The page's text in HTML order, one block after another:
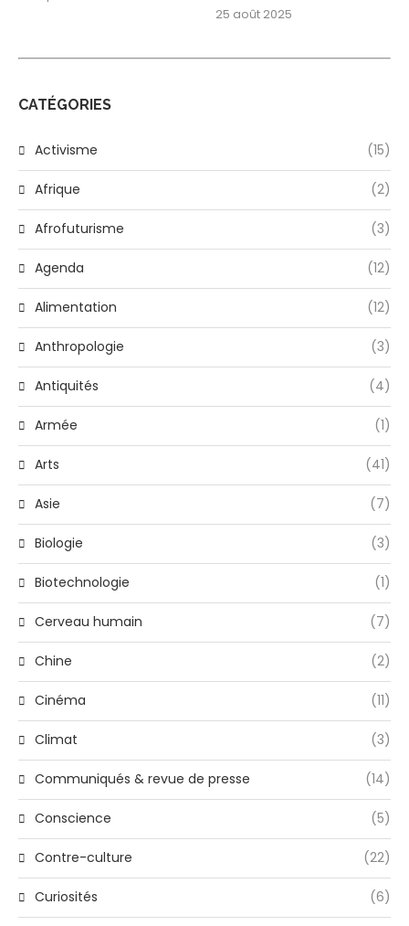
25 août 2025
CATÉGORIES
Activisme (15)
Afrique (2)
Afrofuturisme (3)
Agenda (12)
Alimentation (12)
Anthropologie (3)
Antiquités (4)
Armée (1)
Arts (41)
Asie (7)
Biologie (3)
Biotechnologie (1)
Cerveau humain (7)
Chine (2)
Cinéma (11)
Climat (3)
Communiqués & revue de presse (14)
Conscience (5)
Contre-culture (22)
Curiosités (6)